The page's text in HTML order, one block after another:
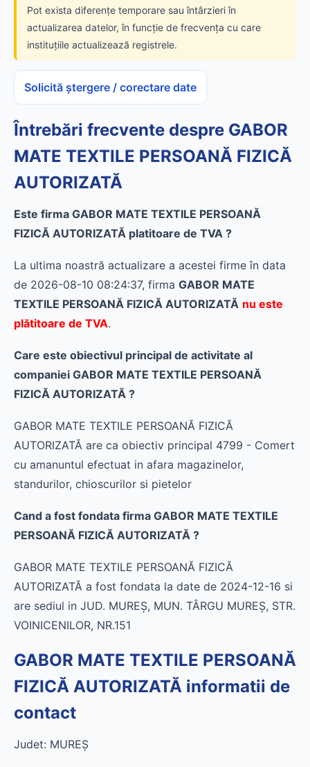
Pot exista diferențe temporare sau întârzieri în
actualizarea datelor, în funcție de frecvența cu care
instituțiile actualizează registrele.
Solicită ștergere / corectare date
Întrebări frecvente despre GABOR
MATE TEXTILE PERSOANĂ FIZICĂ
AUTORIZATĂ
Este firma GABOR MATE TEXTILE PERSOANĂ
FIZICĂ AUTORIZATĂ platitoare de TVA ?
La ultima noastră actualizare a acestei firme în data
de 2026-08-10 08:24:37, firma GABOR MATE
TEXTILE PERSOANĂ FIZICĂ AUTORIZATĂ nu este
plătitoare de TVA.
Care este obiectivul principal de activitate al
companiei GABOR MATE TEXTILE PERSOANĂ
FIZICĂ AUTORIZATĂ ?
GABOR MATE TEXTILE PERSOANĂ FIZICĂ
AUTORIZATĂ are ca obiectiv principal 4799 - Comert
cu amanuntul efectuat in afara magazinelor,
standurilor, chioscurilor si pietelor
Cand a fost fondata firma GABOR MATE TEXTILE
PERSOANĂ FIZICĂ AUTORIZATĂ ?
GABOR MATE TEXTILE PERSOANĂ FIZICĂ
AUTORIZATĂ a fost fondata la date de 2024-12-16 si
are sediul in JUD. MUREŞ, MUN. TÂRGU MUREŞ, STR.
VOINICENILOR, NR.151
GABOR MATE TEXTILE PERSOANĂ
FIZICĂ AUTORIZATĂ informatii de
contact
Judet: MUREŞ